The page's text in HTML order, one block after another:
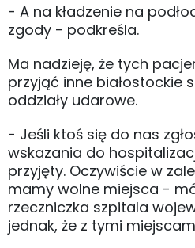
- A na kładzenie na
zgody - podkreśla.
Ma nadzieję, że tych
przyjąć inne białostockie
oddziały udarowe.
- Jeśli ktoś się do nas
wskazania do
przyjęty. Oczywiście w
mamy wolne miejsca -
rzeczniczka szpitala
jednak, że z tymi